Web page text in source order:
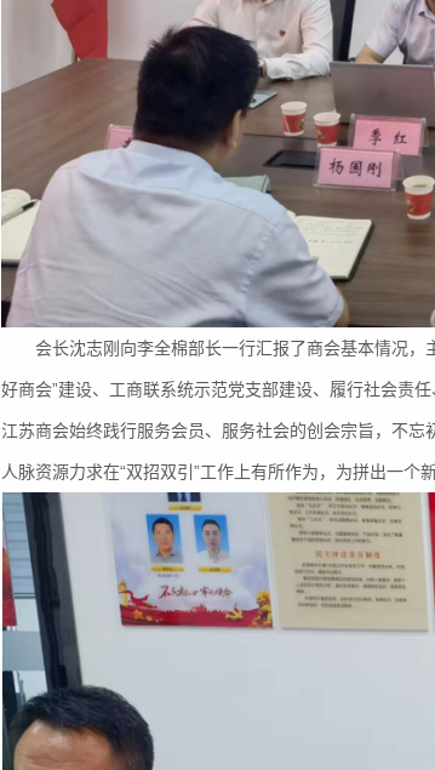
会长沈志刚向李全棉部长一行汇报了商会基本情况，
好商会”建设、工商联系统示范党支部建设、履行社会责
江苏商会始终践行服务会员、服务社会的创会宗旨，不
人脉资源力求在“双招双引”工作上有所作为，为拼出一个